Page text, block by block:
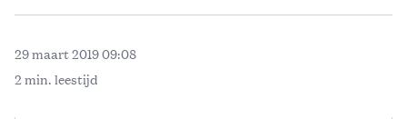
29 maart 2019 09:08
2 min. leestijd